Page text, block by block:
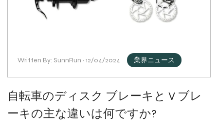
Written By: SunnRun · 12/04/2024 業界ニュース
自転車のディスク ブレーキと V ブレ
ーキの主な違いは何ですか?